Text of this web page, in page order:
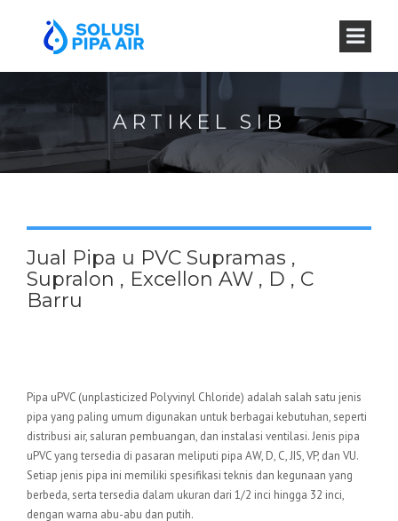
ARTIKEL SIB
Jual Pipa u PVC Supramas ,
Supralon , Excellon AW , D , C
Barru
Pipa uPVC (unplasticized Polyvinyl Chloride) adalah salah satu jenis
pipa yang paling umum digunakan untuk berbagai kebutuhan, seperti
distribusi air, saluran pembuangan, dan instalasi ventilasi. Jenis pipa
uPVC yang tersedia di pasaran meliputi pipa AW, D, C, JIS, VP, dan VU.
Setiap jenis pipa ini memiliki spesifikasi teknis dan kegunaan yang
berbeda, serta tersedia dalam ukuran dari 1/2 inci hingga 32 inci,
dengan warna abu-abu dan putih.